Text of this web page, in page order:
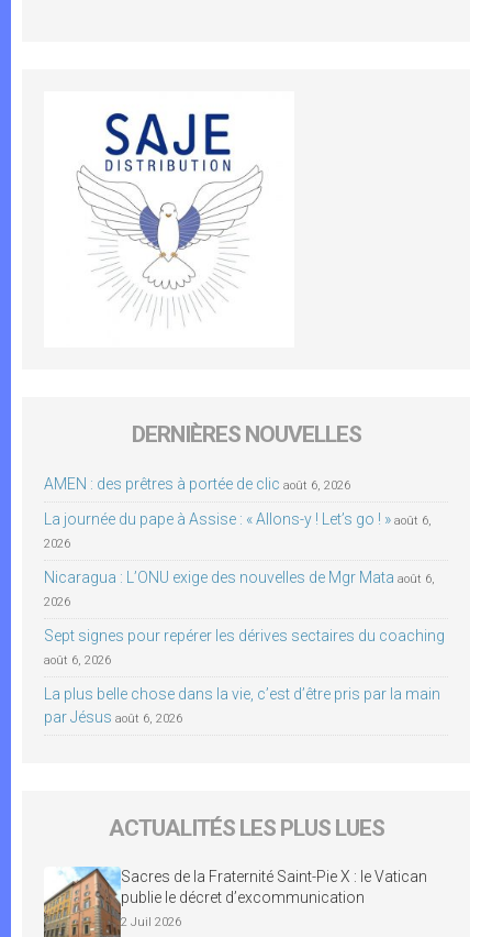
DERNIÈRES NOUVELLES
AMEN : des prêtres à portée de clic août 6, 2026
La journée du pape à Assise : « Allons-y ! Let’s go ! » août 6,
2026
Nicaragua : L’ONU exige des nouvelles de Mgr Mata août 6,
2026
Sept signes pour repérer les dérives sectaires du coaching
août 6, 2026
La plus belle chose dans la vie, c’est d’être pris par la main
par Jésus août 6, 2026
ACTUALITÉS LES PLUS LUES
Sacres de la Fraternité Saint-Pie X : le Vatican
publie le décret d’excommunication
2 Juil 2026